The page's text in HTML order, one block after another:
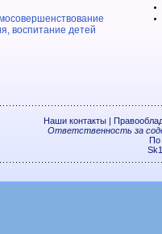
воспитание детей
Наши контакты|
Ответственность за
По